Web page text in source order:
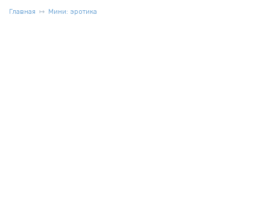
Главная Мини: эротика